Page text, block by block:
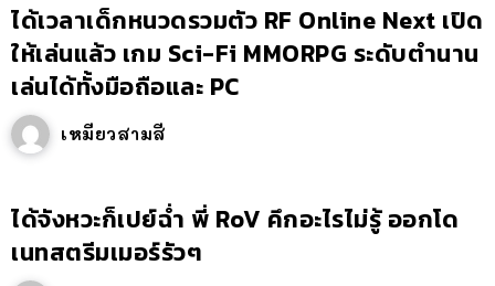
ได้เวลาเด็กหนวดรวมตัว RF Online Next เปิด
ให้เล่นแล้ว เกม Sci-Fi MMORPG ระดับตำนาน
เล่นได้ทั้งมือถือและ PC
เหมียวสามสี
ได้จังหวะก็เปย์ฉ่ำ พี่ RoV คึกอะไรไม่รู้ ออกโด
เนทสตรีมเมอร์รัวๆ